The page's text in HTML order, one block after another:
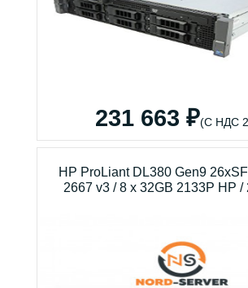
231 663 ₽(С НДС
HP ProLiant DL380 Gen9
2667 v3 / 8 x 32GB 2133P HP /